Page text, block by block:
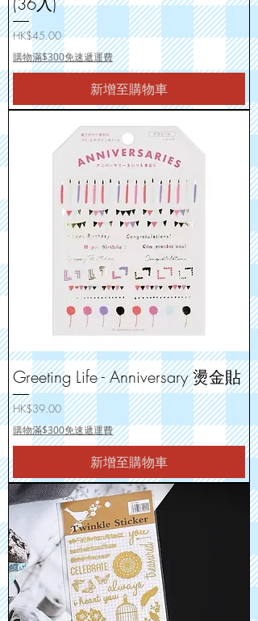
價格
HK$45.00
購物滿$300免速遞運費
新增至購物車
Greeting Life - Anniversary 燙金貼
價格
HK$39.00
購物滿$300免速遞運費
新增至購物車